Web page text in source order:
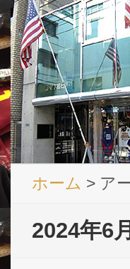
ホーム > ア
2024年6